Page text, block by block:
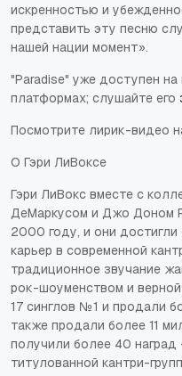
искренностью и
представить эту песню
нашей нации момент».
"Paradise" уже доступен
платформах; слушайте его
Посмотрите лирик-видео
О Гэри ЛиВоксе
Гэри ЛиВокс вместе с
ДеМаркусом и Джо Доном
2000 году, и они
карьер в современной
традиционное звучание
рок-шоуменством и
17 синглов №1 и продали
также продали более 11
получили более 40
титулованной кантри-